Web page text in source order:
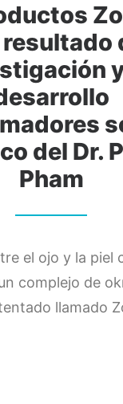
del Dr.
Pham
el ojo y la piel
complejo de
llamado